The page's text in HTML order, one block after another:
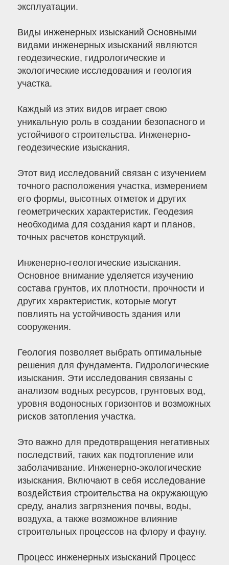
эксплуатации.
Виды инженерных изысканий Основными
видами инженерных изысканий являются
геодезические, гидрологические и
экологические исследования и геология
участка.
Каждый из этих видов играет свою
уникальную роль в создании безопасного и
устойчивого строительства. Инженерно-
геодезические изыскания.
Этот вид исследований связан с изучением
точного расположения участка, измерением
его формы, высотных отметок и других
геометрических характеристик. Геодезия
необходима для создания карт и планов,
точных расчетов конструкций.
Инженерно-геологические изыскания.
Основное внимание уделяется изучению
состава грунтов, их плотности, прочности и
других характеристик, которые могут
повлиять на устойчивость здания или
сооружения.
Геология позволяет выбрать оптимальные
решения для фундамента. Гидрологические
изыскания. Эти исследования связаны с
анализом водных ресурсов, грунтовых вод,
уровня водоносных горизонтов и возможных
рисков затопления участка.
Это важно для предотвращения негативных
последствий, таких как подтопление или
заболачивание. Инженерно-экологические
изыскания. Включают в себя исследование
воздействия строительства на окружающую
среду, анализ загрязнения почвы, воды,
воздуха, а также возможное влияние
строительных процессов на флору и фауну.
Процесс инженерных изысканий Процесс